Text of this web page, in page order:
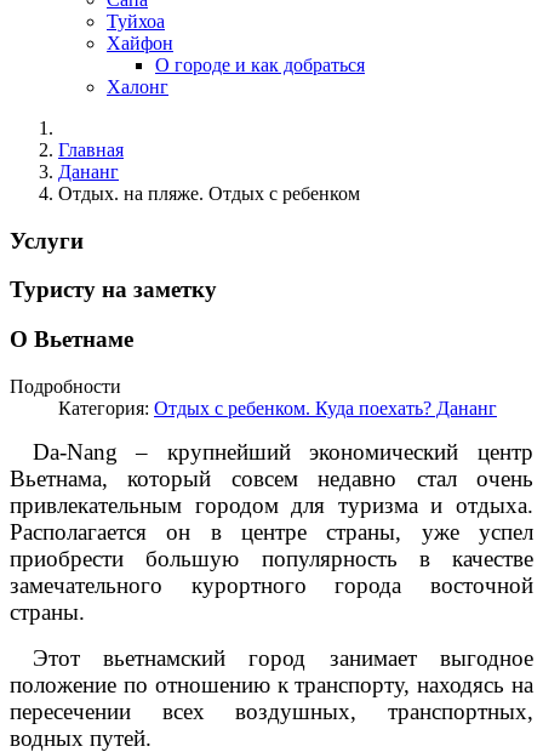
Туйхоа
Хайфон
О городе и как добраться
Халонг
Главная
Дананг
Отдых. на пляже. Отдых с ребенком
Услуги
Туристу на заметку
О Вьетнаме
Подробности
Категория: Отдых с ребенком. Куда поехать? Дананг
Da-Nang – крупнейший экономический центр
Вьетнама, который совсем недавно стал очень
привлекательным городом для туризма и отдыха.
Располагается он в центре страны, уже успел
приобрести большую популярность в качестве
замечательного курортного города восточной
страны.
Этот вьетнамский город занимает выгодное
положение по отношению к транспорту, находясь на
пересечении всех воздушных, транспортных,
водных путей.